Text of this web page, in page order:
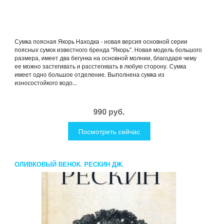
Сумка поясная Якорь Находка - новая версия основной серии
поясных сумок известного бренда "Якорь". Новая модель большого
размера, имеет два бегунка на основной молнии, благодаря чему
ее можно застегивать и расстегивать в любую сторону. Сумка
имеет одно большое отделение. Выполнена сумка из
износостойкого водо...
990 руб.
Посмотреть сейчас
ОЛИВКОВЫЙ ВЕНОК. РЕСКИН ДЖ.